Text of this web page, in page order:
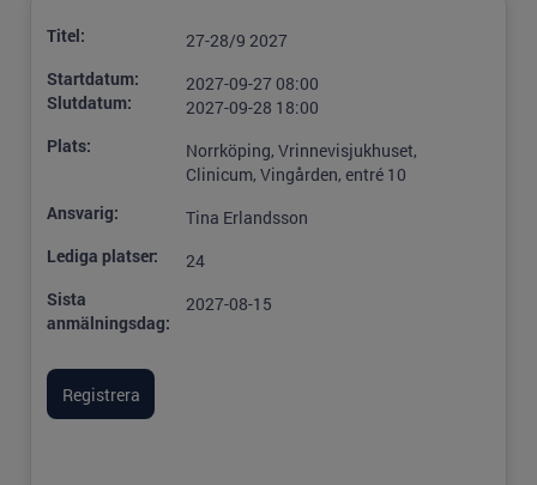
Titel:
27-28/9 2027
Startdatum:
Slutdatum:
2027-09-27 08:00
2027-09-28 18:00
Plats:
Norrköping, Vrinnevisjukhuset,
Clinicum, Vingården, entré 10
Ansvarig:
Tina Erlandsson
Lediga platser:
24
Sista
anmälningsdag:
2027-08-15